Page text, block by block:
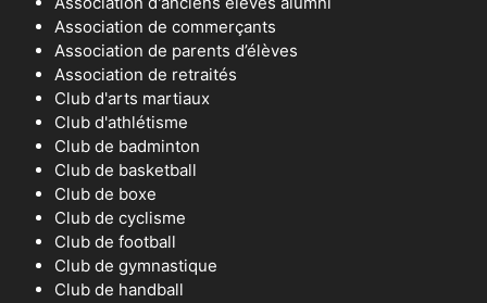
Association de commerçants
Association de parents d’élèves
Association de retraités
Club d'arts martiaux
Club d'athlétisme
Club de badminton
Club de basketball
Club de boxe
Club de cyclisme
Club de football
Club de gymnastique
Club de handball